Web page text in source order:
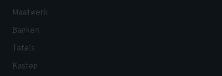
Maatwerk
Banken
Tafels
Kasten